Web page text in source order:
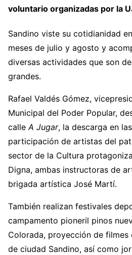
voluntario organizadas por la
Sandino viste su cotidianidad
meses de julio y agosto y
diversas actividades que son
grandes.
Rafael Valdés Gómez,
Municipal del Poder Popular,
calleA Jugar, la descarga en
participación de artistas del
sector de la Cultura
Digna, ambas instructoras de
brigada artística José Martí.
También realizan festivales
campamento pioneril pinos
Colorada, proyección de filmes
de ciudad Sandino, así como